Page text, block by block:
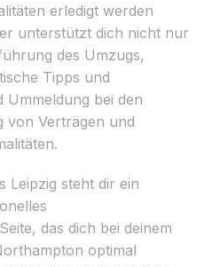
erledigt werden
unterstützt dich nicht nur
des Umzugs,
Tipps und
bei den
von Verträgen und
Leipzig steht dir ein
das dich bei deinem
optimal